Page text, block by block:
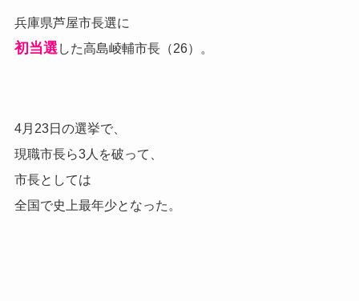
兵庫県芦屋市長選に
初当選した高島崚輔市長（26）。
4月23日の選挙で、
現職市長ら3人を破って、
市長としては
全国で史上最年少となった。